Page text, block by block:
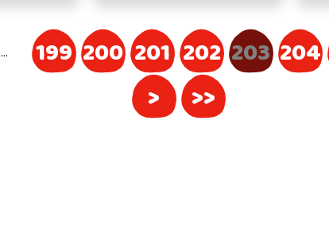
… 199 200 201 202 203 204
>
>>